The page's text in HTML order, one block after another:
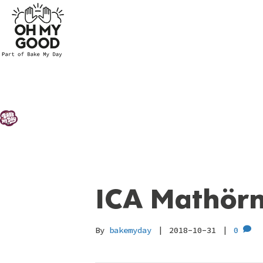
ICA
By bakemyday | 2018-10-31 | 0